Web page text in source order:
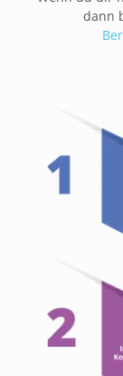
dann